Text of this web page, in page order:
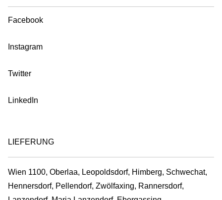
Facebook
Instagram
Twitter
LinkedIn
LIEFERUNG
Wien 1100, Oberlaa, Leopoldsdorf, Himberg, Schwechat,
Hennersdorf, Pellendorf, Zwölfaxing, Rannersdorf,